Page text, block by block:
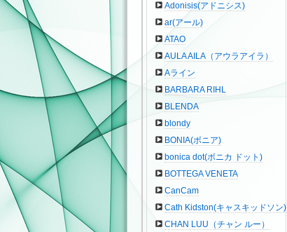
Adonisis(アドニシス)
ar(アール)
ATAO
AULA AILA（アウラアイラ）
Aライン
BARBARA RIHL
BLENDA
blondy
BONIA(ボニア)
bonica dot(ボニカ ドット)
BOTTEGA VENETA
CanCam
Cath Kidston(キャスキッドソン)
CHAN LUU（チャン ルー）